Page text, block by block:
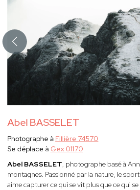
Abel BASSELET
Photographe à Fillière 74570
Se déplace à Gex 01170
Abel BASSELET, photographe basé à
montagnes. Passionné par la nature, le
aime capturer ce qui se vit plus que ce qui